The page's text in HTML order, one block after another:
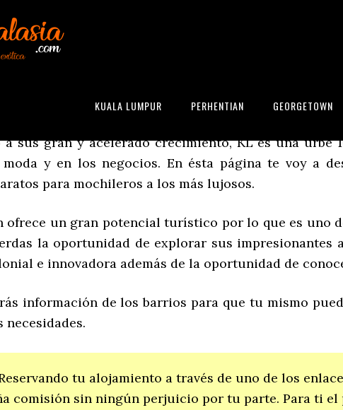
KUALA LUMPUR PERHENTIAN GEORGETOWN
a sus gran y acelerado crecimiento, KL es una
y en los negocios. En ésta página te voy a
para mochileros a los más lujosos.
ofrece un gran potencial turístico por lo que es uno
la oportunidad de explorar sus impresionantes
e innovadora además de la oportunidad de
información de los barrios para que tu mismo
necesidades.
Reservando tu alojamiento a través de uno de los
comisión sin ningún perjuicio por tu parte. Para ti el